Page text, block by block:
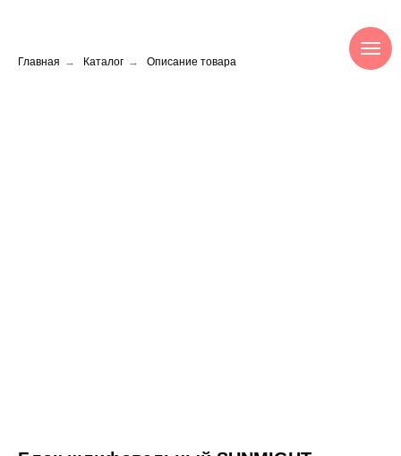
Главная → Каталог → Описание товара